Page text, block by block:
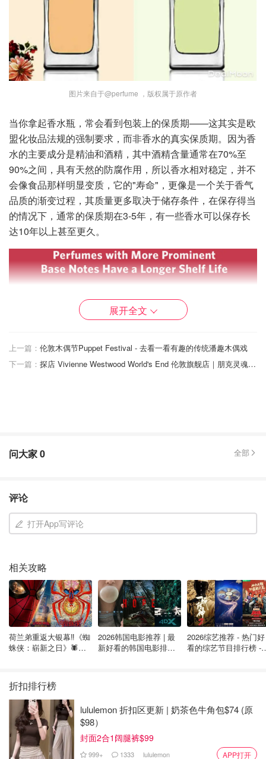
图片来自于@perfume ，版权属于原作者
当你拿起香水瓶，常会看到包装上的保质期——这其实是欧
盟化妆品法规的强制要求，而非香水的真实保质期。因为香
水的主要成分是精油和酒精，其中酒精含量通常在70%至
90%之间，具有天然的防腐作用，所以香水相对稳定，并不
会像食品那样明显变质，它的"寿命"，更像是一个关于香气
品质的渐变过程，其质量更多取决于储存条件，在保存得当
的情况下，通常的保质期在3-5年，有一些香水可以保存长
达10年以上甚至更久。
但有些香水的寿命长短也和其本身的精油有关，比如柑橘
身就不稳定，容易氧化变味。在中国，香水被归类为化妆
品，必须标注生产日期和保质期，通常也为3至5年。​
如何查询香水的保质期？
那么如何查询香水的保质期呢？我们可以通过以下方式查
询：​
或保质期
展开全文
上一篇： 伦敦木偶节Puppet Festival - 去看一看有趣的传统潘趣木偶戏
下一篇：
探店 Vivienne Westwood World's End 伦敦旗舰店｜朋克灵魂从这里起航
问大家0 全部
评论
打开App写评论
相关攻略
荷兰弟重返大银幕‼️《蜘
蛛侠：崭新之日》🕷️北
2026韩国电影推荐 | 最
新好看的韩国电影排行
2026综艺推荐 - 热门好
看的综艺节目排行榜 -
折扣排行榜
lululemon 折扣区更新 | 奶茶色牛角包$74 (原
$98）
封面2合1阔腿裤$99
999+ 1333 lululemon APP打开